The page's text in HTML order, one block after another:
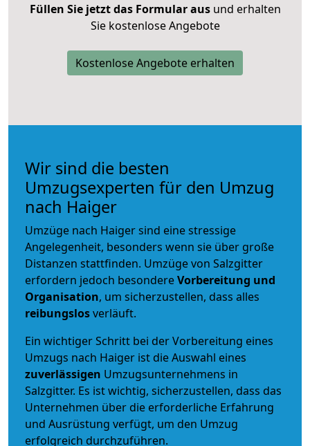
Füllen Sie jetzt das Formular ausund erhalten
Sie kostenlose Angebote
Kostenlose Angebote erhalten
Wir sind die besten
Umzugsexperten für den Umzug
nach Haiger
Umzüge nach Haiger sind eine stressige
Angelegenheit, besonders wenn sie über große
Distanzen stattfinden. Umzüge von Salzgitter
erfordern jedoch besondereVorbereitung und
Organisation, um sicherzustellen, dass alles
reibungslosverläuft.
Ein wichtiger Schritt bei der Vorbereitung eines
Umzugs nach Haiger ist die Auswahl eines
zuverlässigen Umzugsunternehmens in
Salzgitter. Es ist wichtig, sicherzustellen, dass das
Unternehmen über die erforderliche Erfahrung
und Ausrüstung verfügt, um den Umzug
erfolgreich durchzuführen.